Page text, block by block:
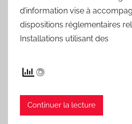
d’information vise à
dispositions réglementaires
Installations utilisant des
Continuer la lecture